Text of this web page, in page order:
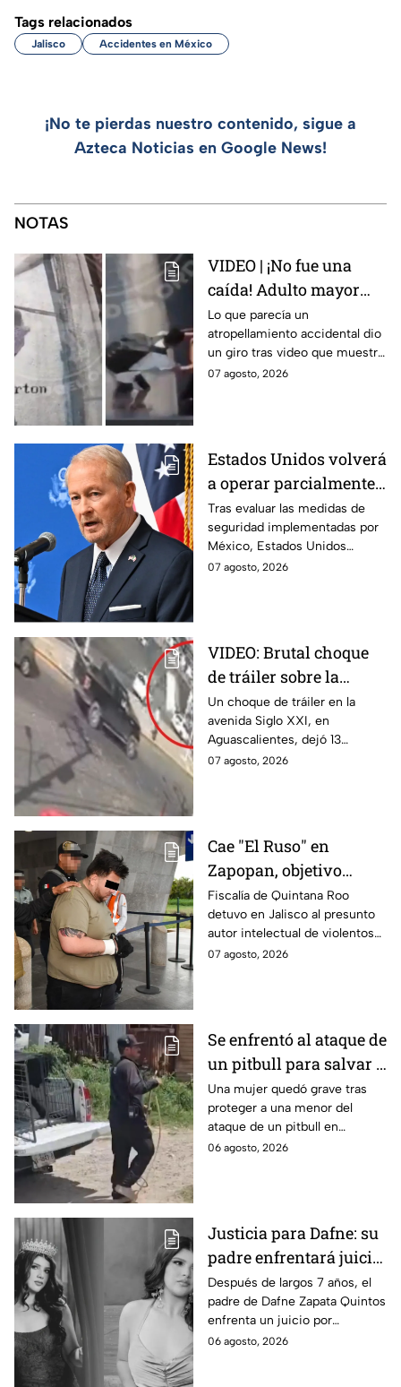
Tags relacionados
Jalisco Accidentes en México
¡No te pierdas nuestro contenido, sigue a
Azteca Noticias en Google News!
NOTAS
VIDEO | ¡No fue una
caída! Adulto mayor
muere atropellado por
tráiler; joven lo empujó
en Monterrey
Lo que parecía un
atropellamiento accidental dio
un giro tras video que muestra
cómo un joven empujó a
07 agosto, 2026
Estados Unidos volverá
a operar parcialmente
en Michoacán tras
suspensión por
motivos de seguridad
Tras evaluar las medidas de
seguridad implementadas por
México, Estados Unidos
reanudará parcialmente sus
07 agosto, 2026
VIDEO: Brutal choque
de tráiler sobre la
avenida Siglo XXI en
Aguascalientes deja
varios heridos y
destrozos
Un choque de tráiler en la
avenida Siglo XXI, en
Aguascalientes, dejó 13
heridos y varios vehículos
07 agosto, 2026
Cae "El Ruso" en
Zapopan, objetivo
prioritario en Playa del
Carmen
Fiscalía de Quintana Roo
detuvo en Jalisco al presunto
autor intelectual de violentos
ataques en fraccionamientos
07 agosto, 2026
Se enfrentó al ataque de
un pitbull para salvar a
una menor; hoy lucha
por su vida en Zapopan
Una mujer quedó grave tras
proteger a una menor del
ataque de un pitbull en
Zapopan; la víctima sufrió
06 agosto, 2026
Justicia para Dafne: su
padre enfrentará juicio
por presunto abuso
cometido en 2019 en
Tamaulipas
Después de largos 7 años, el
padre de Dafne Zapata Quintos
enfrenta un juicio por
presuntamente abusar de la
06 agosto, 2026